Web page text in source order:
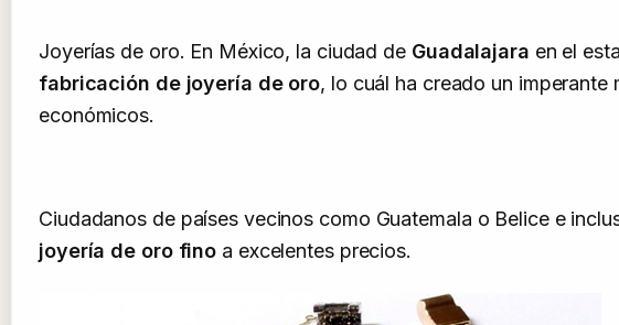
Joyerías de oro. En México, la ciudad de Guadalajara en el
fabricación de joyería de oro, lo cuál ha creado un
económicos.
Ciudadanos de países vecinos como Guatemala o Belice e
joyería de oro fino a excelentes precios.